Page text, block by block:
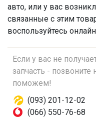
авто, или у вас
связанные с этим
воспользуйтесь
Если у вас не
запчасть -
поможем!
(093) 201-12-02
(066) 550-76-68